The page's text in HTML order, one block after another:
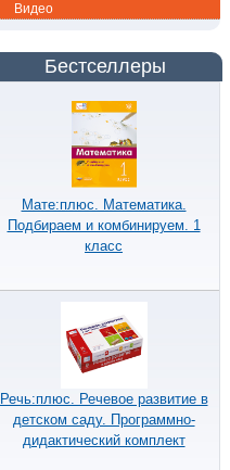
Видео
Бестселлеры
Мате:плюс. Математика.
Подбираем и комбинируем. 1
класс
Речь:плюс. Речевое развитие в
детском саду. Программно-
дидактический комплект